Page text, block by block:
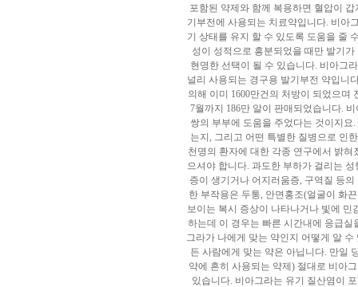
포함된 약제와 함께 복용하면 혈압이
기부전에 사용되는 치료약입니다. 비아
기 상태를 유지 할 수 있도록 도움을 줄
성이 성적으로 흥분되었을 때만 발기
현명한 선택이 될 수 있습니다. 비아그
널리 사용되는 경구용 발기부전 약입니
의해 이미 1600만건의 처방이 되었으며
7월까지 186만 알이 판매되었습니다.
쌍의 부부에 도움을 주었다는 것이지
는지, 그리고 어떤 특별한 질병으로 인
천명의 환자에 대한 각종 연구에서 밝
으셔야 합니다. 과도한 부하가 걸리는
증이 생기거나 어지러움증, 구역질 등
한 부작용은 두통, 안면홍조(얼굴이 화
보이는 복시 증상이 나타나거나 빛에
하는데 이 경우는 빠른 시간내에 응급
그라가 나에게 맞는 약인지 어떻게 알
든 사람에게 맞는 약은 아닙니다. 만일
약에 흔히 사용되는 약제) 절대로 비아
있습니다. 비아그라는 유기 질산염이